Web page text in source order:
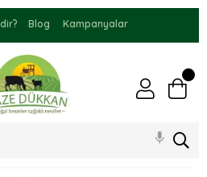
Blog Kampanyalar